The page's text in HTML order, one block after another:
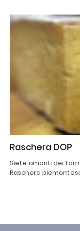
Raschera DOP
Siete amanti dei
Raschera